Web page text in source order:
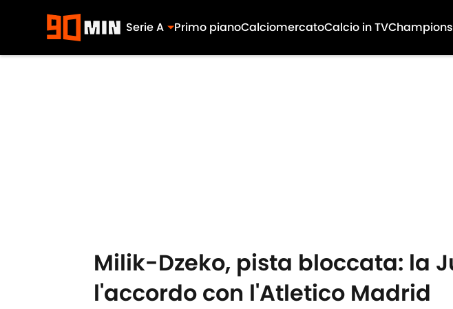
Serie A Primo pianoCalciomercatoCalcio in TV
Milik-Dzeko, pista bloccata: la
l'accordo con l'Atletico Madrid